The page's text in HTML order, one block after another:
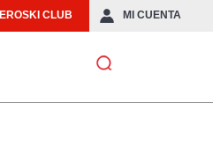
EROSKI CLUB MI CUENTA